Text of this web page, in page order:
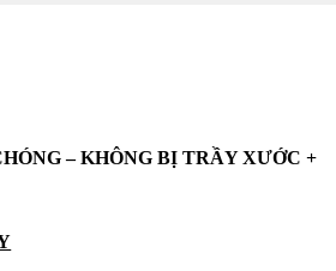
– KHÔNG BỊ TRẦY XƯỚC +